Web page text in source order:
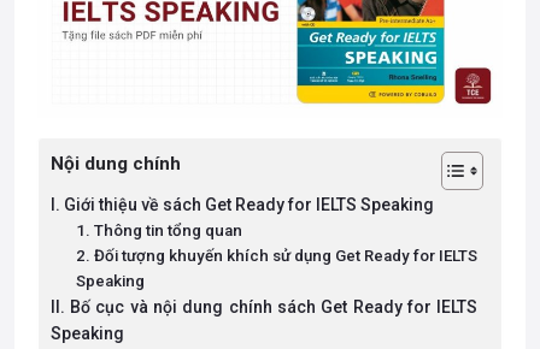
Nội dung chính
I. Giới thiệu về sách Get Ready for IELTS Speaking
1. Thông tin tổng quan
2. Đối tượng khuyến khích sử dụng Get Ready for IELTS
Speaking
II. Bố cục và nội dung chính sách Get Ready for IELTS
Speaking